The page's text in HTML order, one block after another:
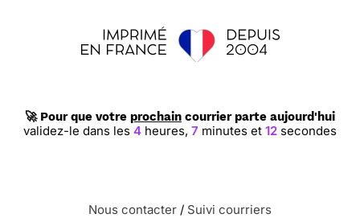
🚀 Pour que votre prochain courrier parte aujourd'hui
validez-le dans les 4 heures, 7 minutes et 12 secondes
Nous contacter / Suivi courriers